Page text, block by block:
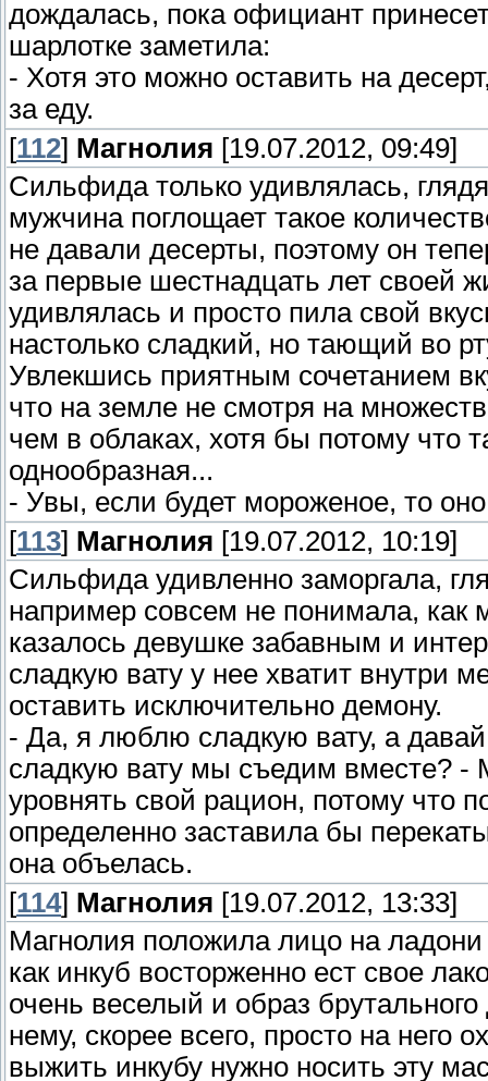
дождалась, пока официант
шарлотке заметила:
- Хотя это можно оставить на
за еду.
[112] Магнолия [19.07.2012, 09:49]
Сильфида только удивлялась,
мужчина поглощает такое
не давали десерты, поэтому он
за первые шестнадцать лет своей
удивлялась и просто пила свой
настолько сладкий, но тающий во
Увлекшись приятным сочетанием
что на земле не смотря на
чем в облаках, хотя бы потому что
однообразная...
- Увы, если будет мороженое, то
[113] Магнолия [19.07.2012, 10:19]
Сильфида удивленно заморгала,
например совсем не понимала, как
казалось девушке забавным и
сладкую вату у нее хватит внутри
оставить исключительно демону.
- Да, я люблю сладкую вату, а
сладкую вату мы съедим вместе? -
уровнять свой рацион, потому что
определенно заставила бы
она объелась.
[114] Магнолия [19.07.2012, 13:33]
Магнолия положила лицо на
как инкуб восторженно ест свое
очень веселый и образ
нему, скорее всего, просто на него
выжить инкубу нужно носить эту